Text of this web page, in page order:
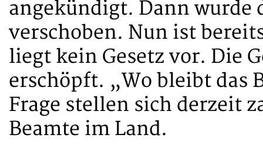
angekündigt. Dann wurde
verschoben. Nun ist
liegt kein Gesetz vor. Die
erschöpft. „Wo bleibt das
Frage stellen sich derzeit
Beamte im Land.